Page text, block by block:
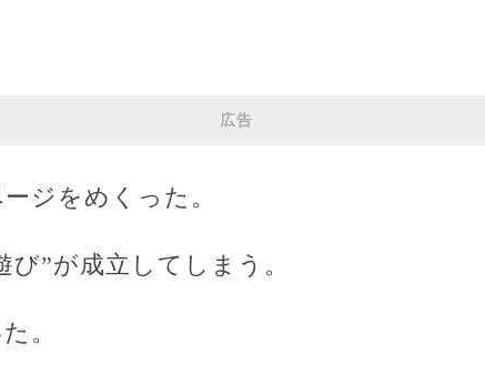
広告
ジをめくった。
”が成立してしまう。
。